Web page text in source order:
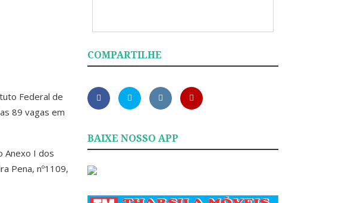
Federal de
89 vagas em
Anexo I dos
Pena, nº1109,
COMPARTILHE
BAIXE NOSSO APP